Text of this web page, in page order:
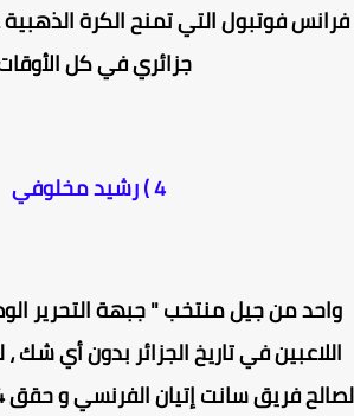
فوتبول التي تمنح الكرة الذهبية
جزائري في كل الأوقات .
من جيل منتخب " جبهة التحرير
في تاريخ الجزائر بدون أي شك